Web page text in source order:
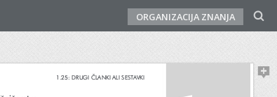
ORGANIZACIJA ZNANJA